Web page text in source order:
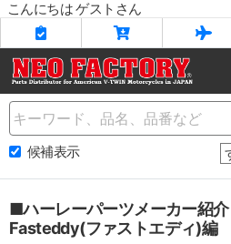
こんにちは ゲストさん
Name
候補表示
■ハーレーパーツメーカー紹介
Fasteddy(ファストエディ)編